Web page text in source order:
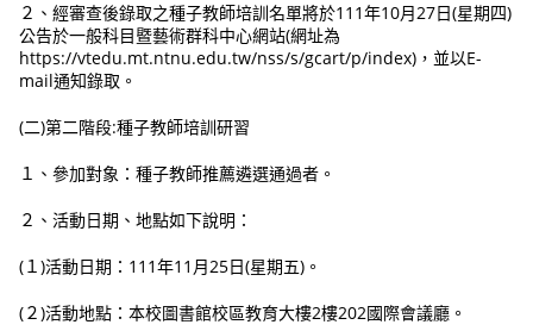
２、經審查後錄取之種子教師培訓名單將於111年10月27日(星期四)
公告於一般科目暨藝術群科中心網站(網址為
https://vtedu.mt.ntnu.edu.tw/nss/s/gcart/p/index)，並以E-
mail通知錄取。
(二)第二階段:種子教師培訓研習
１、參加對象：種子教師推薦遴選通過者。
２、活動日期、地點如下說明：
(１)活動日期：111年11月25日(星期五)。
(２)活動地點：本校圖書館校區教育大樓2樓202國際會議廳。